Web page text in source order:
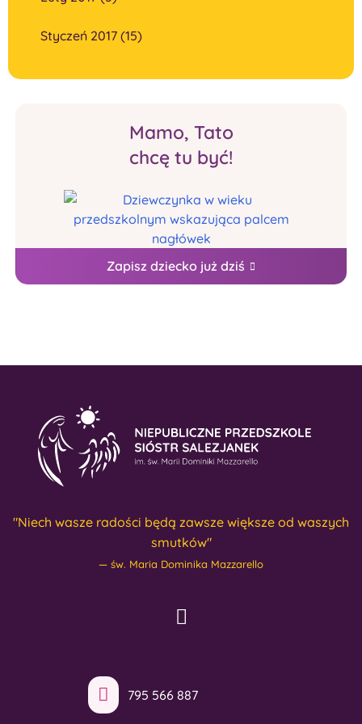
Styczeń 2017 (15)
Mamo, Tato
chcę tu być!
Zapisz dziecko już dziś
"Niech wasze radości będą zawsze większe od waszych
smutków"
św. Maria Dominika Mazzarello
795 566 887